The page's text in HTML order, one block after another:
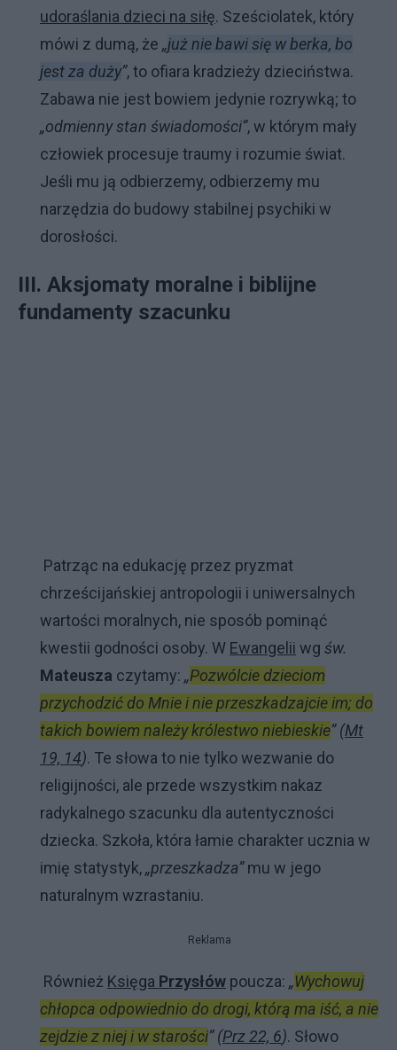
udoraślania dzieci na siłę. Sześciolatek, który
mówi z dumą, że „już nie bawi się w berka, bo
jest za duży”, to ofiara kradzieży dzieciństwa.
Zabawa nie jest bowiem jedynie rozrywką; to
„odmienny stan świadomości”, w którym mały
człowiek procesuje traumy i rozumie świat.
Jeśli mu ją odbierzemy, odbierzemy mu
narzędzia do budowy stabilnej psychiki w
dorosłości.
III. Aksjomaty moralne i biblijne
fundamenty szacunku
Patrząc na edukację przez pryzmat
chrześcijańskiej antropologii i uniwersalnych
wartości moralnych, nie sposób pominąć
kwestii godności osoby. W Ewangelii wg św.
Mateusza czytamy: „Pozwólcie dzieciom
przychodzić do Mnie i nie przeszkadzajcie im; do
takich bowiem należy królestwo niebieskie” (Mt
19, 14). Te słowa to nie tylko wezwanie do
religijności, ale przede wszystkim nakaz
radykalnego szacunku dla autentyczności
dziecka. Szkoła, która łamie charakter ucznia w
imię statystyk,„przeszkadza”mu w jego
naturalnym wzrastaniu.
Reklama
Również Księga Przysłów poucza: „Wychowuj
chłopca odpowiednio do drogi, którą ma iść, a nie
zejdzie z niej i w starości” (Prz 22, 6). Słowo